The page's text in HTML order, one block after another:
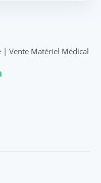
| Vente Matériel Médical